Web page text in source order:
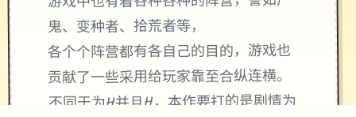
鬼、变种者、拾荒者等，
各个个阵营都有各自己的目的，游戏也
贡献了一些采用给玩家靠至合纵连横。
不同于为H并且H，本作要打的是剧情为